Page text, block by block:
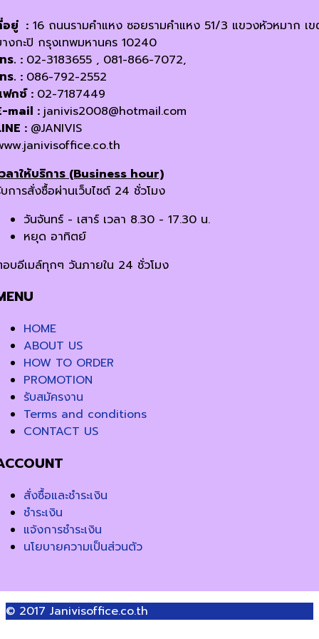
อยู่ : 16 ถนนรามคำแหง ซอยรามคำแหง 51/3 แขวงหัวหมาก เ
งกะปิ กรุงเทพมหานคร 10240
ร. : 02-3183655 , 081-866-7072,
ร. : 086-792-2552
กซ์ : 02-7187449
mail : janivis2008@hotmail.com
: @JANIVIS
ลาให้บริการ (Business hour)
การสั่งซื้อผ่านเว็บไซต์ 24 ชั่วโมง
วันจันทร์ - เสาร์ เวลา 8.30 - 17.30 น.
หยุด อาทิตย์
บอีเมล์ทุกๆ วันภายใน 24 ชั่วโมง
HOME
ABOUT US
HOW TO ORDER
PROMOTION
รับสมัครงาน
Terms and conditions
CONTACT US
สั่งซื้อและชำระเงิน
ชำระเงิน
แจ้งการชำระเงิน
นโยบายความเป็นส่วนตัว
© 2017 Janivisoffice.co.th